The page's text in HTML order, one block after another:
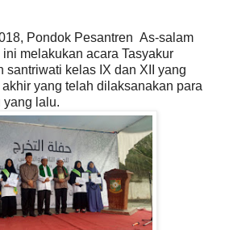
Pondok Pesantren As-salam
melakukan acara Tasyakur
santriwati kelas IX dan XII yang
yang telah dilaksanakan para
yang lalu.